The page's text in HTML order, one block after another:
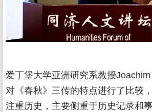
爱丁堡大学亚洲研究系教授Joachim
对《春秋》三传的特点进行了比较
注重历史，主要侧重于历史记录和